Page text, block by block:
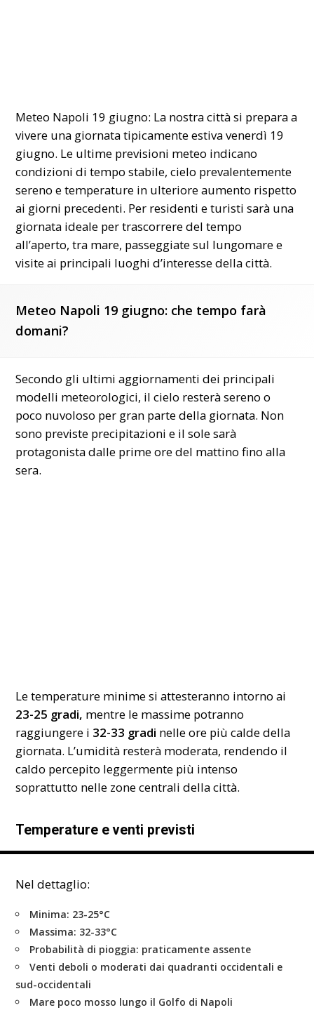
Meteo Napoli 19 giugno: La nostra città si prepara a
vivere una giornata tipicamente estiva venerdì 19
giugno. Le ultime previsioni meteo indicano
condizioni di tempo stabile, cielo prevalentemente
sereno e temperature in ulteriore aumento rispetto
ai giorni precedenti. Per residenti e turisti sarà una
giornata ideale per trascorrere del tempo
all’aperto, tra mare, passeggiate sul lungomare e
visite ai principali luoghi d’interesse della città.
Meteo Napoli 19 giugno: che tempo farà
domani?
Secondo gli ultimi aggiornamenti dei principali
modelli meteorologici, il cielo resterà sereno o
poco nuvoloso per gran parte della giornata. Non
sono previste precipitazioni e il sole sarà
protagonista dalle prime ore del mattino fino alla
sera.
Le temperature minime si attesteranno intorno ai
23-25 gradi, mentre le massime potranno
raggiungere i 32-33 gradi nelle ore più calde della
giornata. L’umidità resterà moderata, rendendo il
caldo percepito leggermente più intenso
soprattutto nelle zone centrali della città.
Temperature e venti previsti
Nel dettaglio:
Minima: 23-25°C
Massima: 32-33°C
Probabilità di pioggia: praticamente assente
Venti deboli o moderati dai quadranti occidentali e
sud-occidentali
Mare poco mosso lungo il Golfo di Napoli